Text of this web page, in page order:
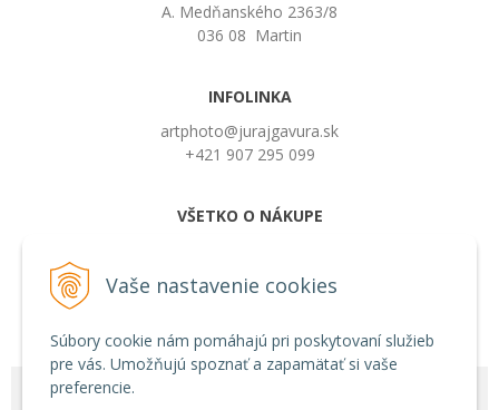
Vaše nastavenie cookies
Súbory cookie nám pomáhajú pri poskytovaní služieb
pre vás. Umožňujú spoznať a zapamätať si vaše
preferencie.
A. Medňanského 2363/8
036 08 Martin
INFOLINKA
artphoto@jurajgavura.sk
+421 907 295 099
VŠETKO O NÁKUPE
Možnosti platby a doprava
Používanie cookies
© 2026 Juraj Gavura •